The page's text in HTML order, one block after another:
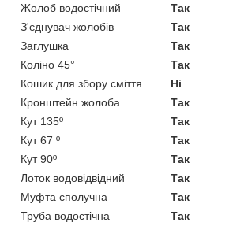
Жолоб водостічний
Так
З'єднувач жолобів
Так
Заглушка
Так
Коліно 45°
Так
Кошик для збору сміття
Ні
Кронштейн жолоба
Так
Кут 135º
Так
Кут 67 º
Так
Кут 90º
Так
Лоток водовідвідний
Так
Муфта сполучна
Так
Труба водостічна
Так